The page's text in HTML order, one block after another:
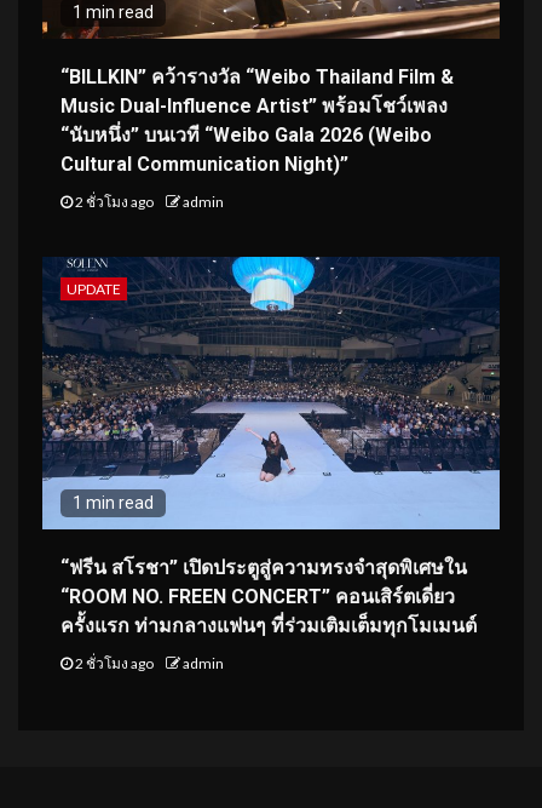
1 min read
“BILLKIN” คว้ารางวัล “Weibo Thailand Film &
Music Dual-Influence Artist” พร้อมโชว์เพลง
“นับหนึ่ง” บนเวที “Weibo Gala 2026 (Weibo
Cultural Communication Night)”
2 ชั่วโมง ago admin
UPDATE
1 min read
“ฟรีน สโรชา” เปิดประตูสู่ความทรงจำสุดพิเศษใน
“ROOM NO. FREEN CONCERT” คอนเสิร์ตเดี่ยว
ครั้งแรก ท่ามกลางแฟนๆ ที่ร่วมเติมเต็มทุกโมเมนต์
2 ชั่วโมง ago admin